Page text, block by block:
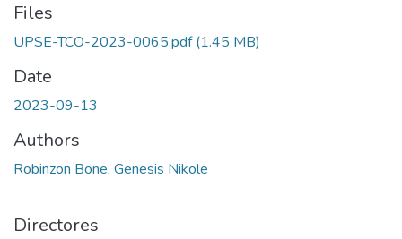
Files
UPSE-TCO-2023-0065.pdf(1.45 MB)
Date
2023-09-13
Authors
Robinzon Bone, Genesis Nikole
Directores